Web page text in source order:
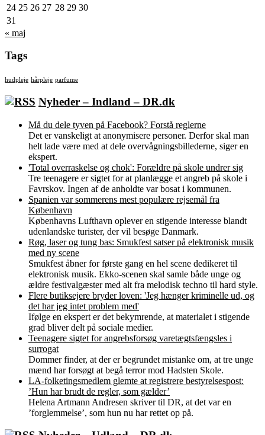
24 25 26 27 28 29 30
31
« maj
Tags
hudpleje hårpleje parfume
Nyheder – Indland – DR.dk
Må du dele tyven på Facebook? Forstå reglerne
Det er vanskeligt at anonymisere personer. Derfor skal man
helt lade være med at dele overvågningsbillederne, siger en
ekspert.
'Total overraskelse og chok': Forældre på skole undrer sig
Tre teenagere er sigtet for at planlægge et angreb på skole i
Favrskov. Ingen af de anholdte var bosat i kommunen.
Spanien var sommerens mest populære rejsemål fra
København
Københavns Lufthavn oplever en stigende interesse blandt
udenlandske turister, der vil besøge Danmark.
Røg, laser og tung bas: Smukfest satser på elektronisk musik
med ny scene
Smukfest åbner for første gang en hel scene dedikeret til
elektronisk musik. Ekko-scenen skal samle både unge og
ældre festivalgæster med alt fra melodisk techno til hard style.
Flere butiksejere bryder loven: 'Jeg hænger kriminelle ud, og
det har jeg intet problem med'
Ifølge en ekspert er det bekymrende, at materialet i stigende
grad bliver delt på sociale medier.
Teenagere sigtet for angrebsforsøg varetægtsfængsles i
surrogat
Dommer finder, at der er begrundet mistanke om, at tre unge
mænd har forsøgt at begå terror mod Hadsten Skole.
LA-folketingsmedlem glemte at registrere bestyrelsespost:
’Hun har brudt de regler, som gælder’
Helena Artmann Andresen skriver til DR, at det var en
’forglemmelse’, som hun nu har rettet op på.